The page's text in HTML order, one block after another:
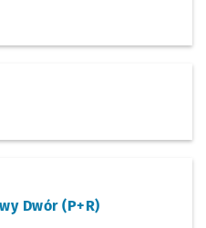
Dwór (P+R)